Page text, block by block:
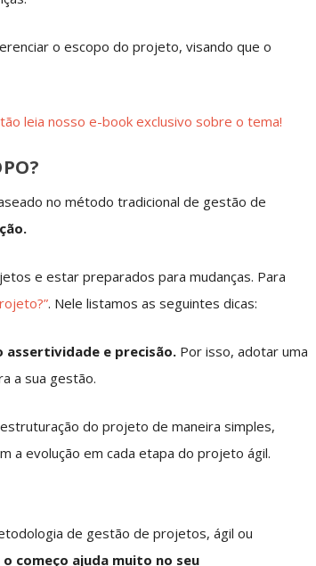
o escopo do projeto, visando que o
leia nosso e-book exclusivo sobre o tema!
no método tradicional de gestão de
e estar preparados para mudanças. Para
. Nele listamos as seguintes dicas:
e precisão. Por isso, adotar uma
a sua gestão.
do projeto de maneira simples,
a evolução em cada etapa do projeto ágil.
de gestão de projetos, ágil ou
começo ajuda muito no seu